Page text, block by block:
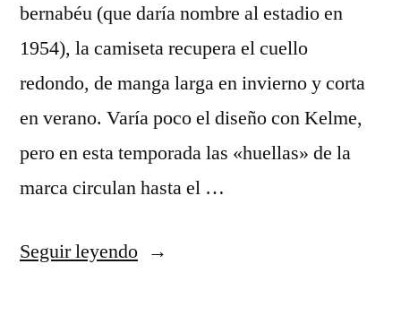
bernabéu (que daría nombre al estadio en
1954), la camiseta recupera el cuello
redondo, de manga larga en invierno y corta
en verano. Varía poco el diseño con Kelme,
pero en esta temporada las «huellas» de la
marca circulan hasta el …
Seguir leyendo«horario